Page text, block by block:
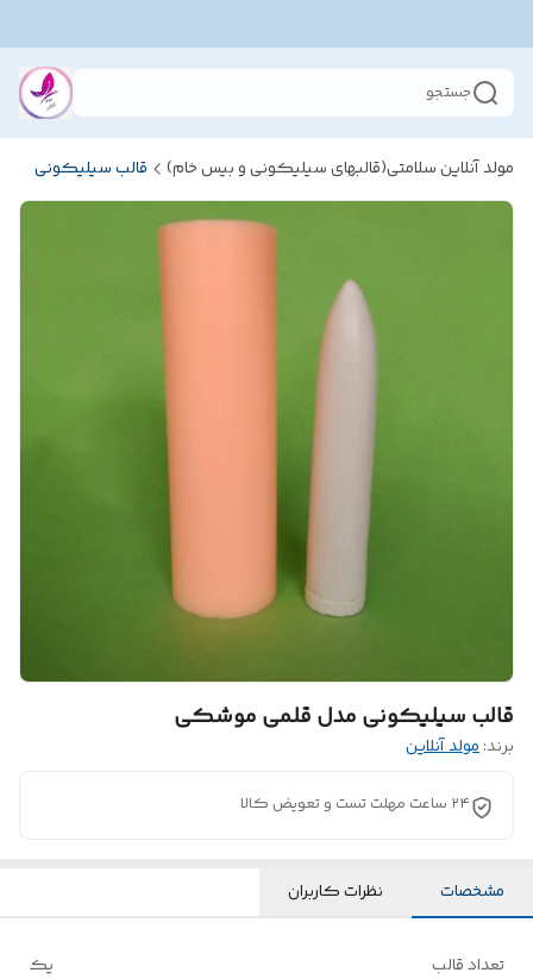
جستجو
مولد آنلاین سلامتی(قالبهای سیلیکونی و بیس خام) قالب سیلیکونی
قالب سیلیکونی مدل قلمی موشکی
برند:مولد آنلاین
۲۴ ساعت مهلت تست و تعویض کالا
مشخصات نظرات کاربران
تعداد قالب یک